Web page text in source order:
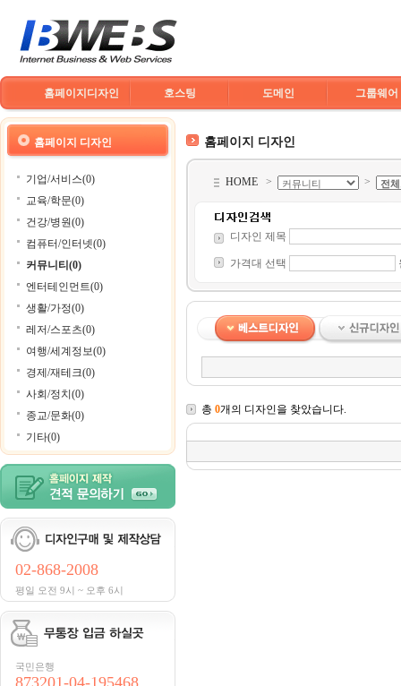
홈페이지디자인 호스팅 도메인 그룹웨어
홈페이지 디자인
기업/서비스(0)
교육/학문(0)
건강/병원(0)
컴퓨터/인터넷(0)
커뮤니티(0)
엔터테인먼트(0)
생활/가정(0)
레저/스포츠(0)
여행/세계정보(0)
경제/재테크(0)
사회/정치(0)
종교/문화(0)
기타(0)
02-868-2008
평일 오전 9시 ~ 오후 6시
국민은행
873201-04-195468
홈페이지 디자인
HOME > >
디자인 제목
가격대 선택
총 0개의 디자인을 찾았습니다.